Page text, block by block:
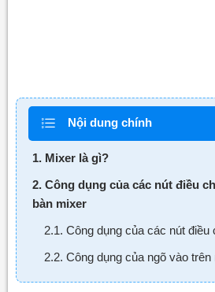
Nội dung chính
1. Mixer là gì?
2. Công dụng của các nút điều
bàn mixer
2.1. Công dụng của các nút điều
2.2. Công dụng của ngõ vào trên